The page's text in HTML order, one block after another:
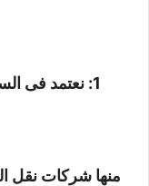
1: نعتمد فى
منها شركات نقل